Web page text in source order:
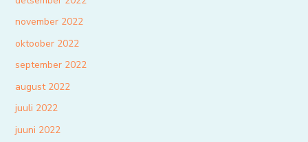
november 2022
oktoober 2022
september 2022
august 2022
juuli 2022
juuni 2022